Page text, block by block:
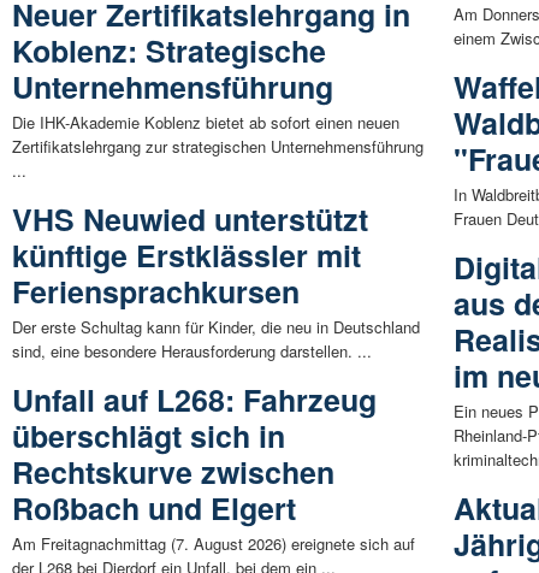
Neuer Zertifikatslehrgang in
Koblenz: Strategische
Unternehmensführung
Die IHK-Akademie Koblenz bietet ab sofort einen neuen
Zertifikatslehrgang zur strategischen Unternehmensführung
...
VHS Neuwied unterstützt
künftige Erstklässler mit
Feriensprachkursen
Der erste Schultag kann für Kinder, die neu in Deutschland
sind, eine besondere Herausforderung darstellen. ...
Unfall auf L268: Fahrzeug
überschlägt sich in
Rechtskurve zwischen
Roßbach und Elgert
Am Freitagnachmittag (7. August 2026) ereignete sich auf
der L268 bei Dierdorf ein Unfall, bei dem ein ...
Am
einem
In
Frauen
aus
im
Ein neues
Rheinland-